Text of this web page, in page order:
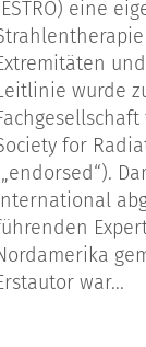
eine
wurde
for
war...